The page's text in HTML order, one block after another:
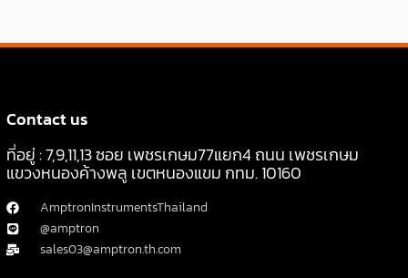
Contact us
ที่อยู่ : 7,9,11,13 ซอย เพชรเกษม77แยก4 ถนน เพชรเกษม
แขวงหนองค้างพลู เขตหนองแขม กทม. 10160
AmptronInstrumentsThailand
@amptron
sales03@amptron.th.com